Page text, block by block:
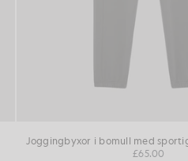
Joggingbyxor i bomull med
£65.00